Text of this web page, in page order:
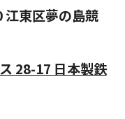
東区夢の島競
28-17 日本製鉄